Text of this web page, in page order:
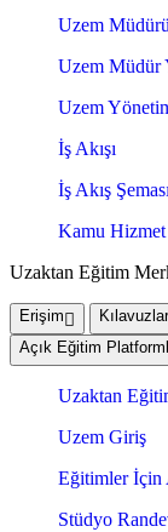
Uzem
Uzem Müdür
Uzem
İş Akışı
İş Akış Şeması
Kamu Hizmet
Uzaktan Eğitim
Erişim Kılavuzlar
Açık Eğitim
Uzaktan
Uzem Giriş
Eğitimler İçin
Stüdyo